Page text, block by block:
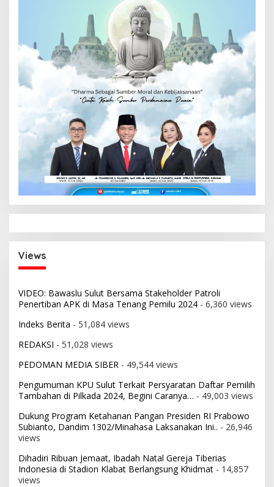
Views
VIDEO: Bawaslu Sulut Bersama Stakeholder Patroli
Penertiban APK di Masa Tenang Pemilu 2024 - 6,360 views
Indeks Berita - 51,084 views
REDAKSI - 51,028 views
PEDOMAN MEDIA SIBER - 49,544 views
Pengumuman KPU Sulut Terkait Persyaratan Daftar Pemilih
Tambahan di Pilkada 2024, Begini Caranya… - 49,003 views
Dukung Program Ketahanan Pangan Presiden RI Prabowo
Subianto, Dandim 1302/Minahasa Laksanakan Ini.. - 26,946
views
Dihadiri Ribuan Jemaat, Ibadah Natal Gereja Tiberias
Indonesia di Stadion Klabat Berlangsung Khidmat - 14,857
views